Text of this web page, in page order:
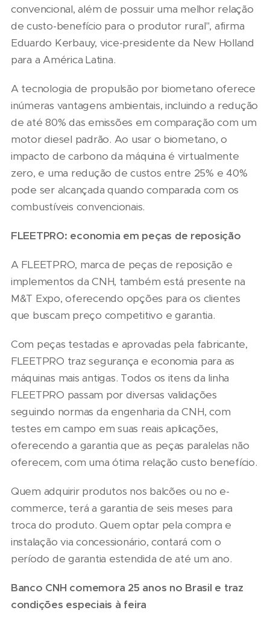
convencional, além de possuir uma melhor relação
de custo-benefício para o produtor rural", afirma
Eduardo Kerbauy, vice-presidente da New Holland
para a América Latina.
A tecnologia de propulsão por biometano oferece
inúmeras vantagens ambientais, incluindo a redução
de até 80% das emissões em comparação com um
motor diesel padrão. Ao usar o biometano, o
impacto de carbono da máquina é virtualmente
zero, e uma redução de custos entre 25% e 40%
pode ser alcançada quando comparada com os
combustíveis convencionais.
FLEETPRO: economia em peças de reposição
A FLEETPRO, marca de peças de reposição e
implementos da CNH, também está presente na
M&T Expo, oferecendo opções para os clientes
que buscam preço competitivo e garantia.
Com peças testadas e aprovadas pela fabricante,
FLEETPRO traz segurança e economia para as
máquinas mais antigas. Todos os itens da linha
FLEETPRO passam por diversas validações
seguindo normas da engenharia da CNH, com
testes em campo em suas reais aplicações,
oferecendo a garantia que as peças paralelas não
oferecem, com uma ótima relação custo benefício.
Quem adquirir produtos nos balcões ou no e-
commerce, terá a garantia de seis meses para
troca do produto. Quem optar pela compra e
instalação via concessionário, contará com o
período de garantia estendida de até um ano.
Banco CNH comemora 25 anos no Brasil e traz
condições especiais à feira